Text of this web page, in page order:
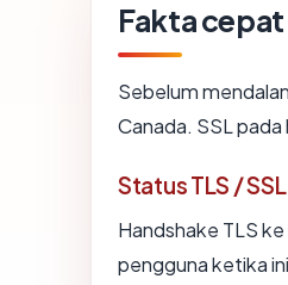
Fakta cepat
Sebelum
Canada. SSL
Status TLS / SSL
Handshake TLS
pengguna ketika